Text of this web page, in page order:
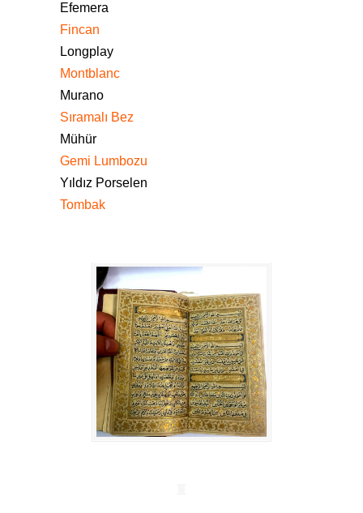
Efemera
Fincan
Longplay
Montblanc
Murano
Sıramalı Bez
Mühür
Gemi Lumbozu
Yıldız Porselen
Tombak